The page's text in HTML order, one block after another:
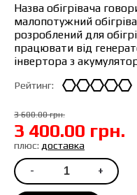
Назва обігрівача
малопотужний
розроблений для
працювати від
інвертора з
Рейтинг:
3 600.00 грн.
3 400.00 грн.
плюс: доставка
- +